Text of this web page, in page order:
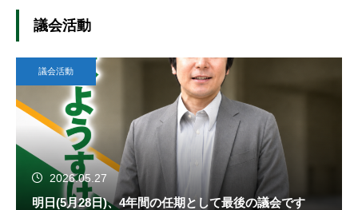
議会活動
議会活動
2026.05.27
明日(5月28日)、4年間の任期として最後の議会です